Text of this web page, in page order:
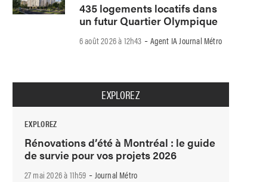
435 logements locatifs dans
un futur Quartier Olympique
6 août 2026 à 12h43 -Agent IA Journal Métro
EXPLOREZ
EXPLOREZ
Rénovations d’été à Montréal : le guide
de survie pour vos projets 2026
27 mai 2026 à 11h59 - Journal Métro